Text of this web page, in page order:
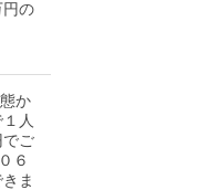
円の
か
人
でご
６
ま